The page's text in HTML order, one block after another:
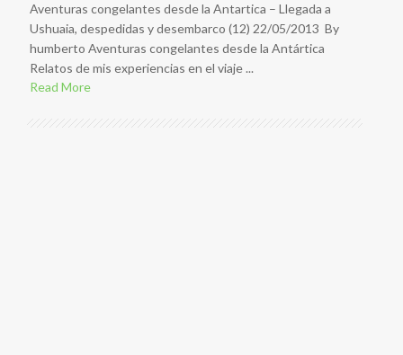
Aventuras congelantes desde la Antartica – Llegada a
Ushuaia, despedidas y desembarco (12) 22/05/2013 By
humberto Aventuras congelantes desde la Antártica
Relatos de mis experiencias en el viaje ...
Read More